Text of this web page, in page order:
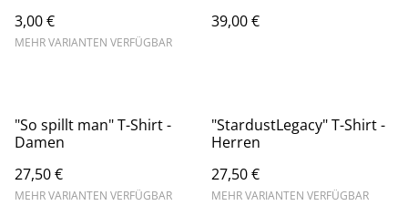
3,00 €
MEHR VARIANTEN VERFÜGBAR
39,00 €
"So spillt man" T-Shirt -
Damen
27,50 €
MEHR VARIANTEN VERFÜGBAR
"StardustLegacy" T-Shirt -
Herren
27,50 €
MEHR VARIANTEN VERFÜGBAR